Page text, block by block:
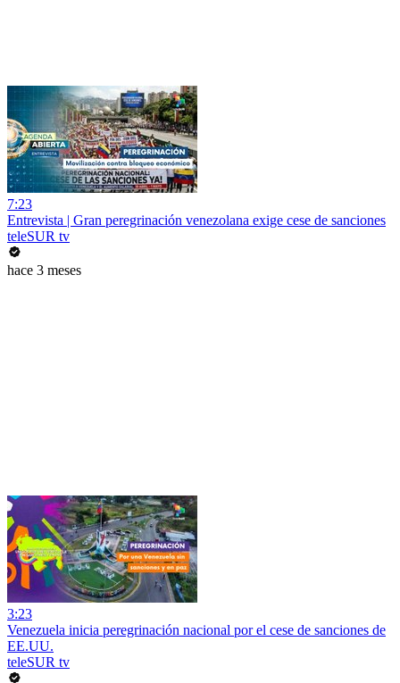
7:23
Entrevista | Gran peregrinación venezolana exige cese de sanciones
teleSUR tv
hace 3 meses
3:23
Venezuela inicia peregrinación nacional por el cese de sanciones de
EE.UU.
teleSUR tv